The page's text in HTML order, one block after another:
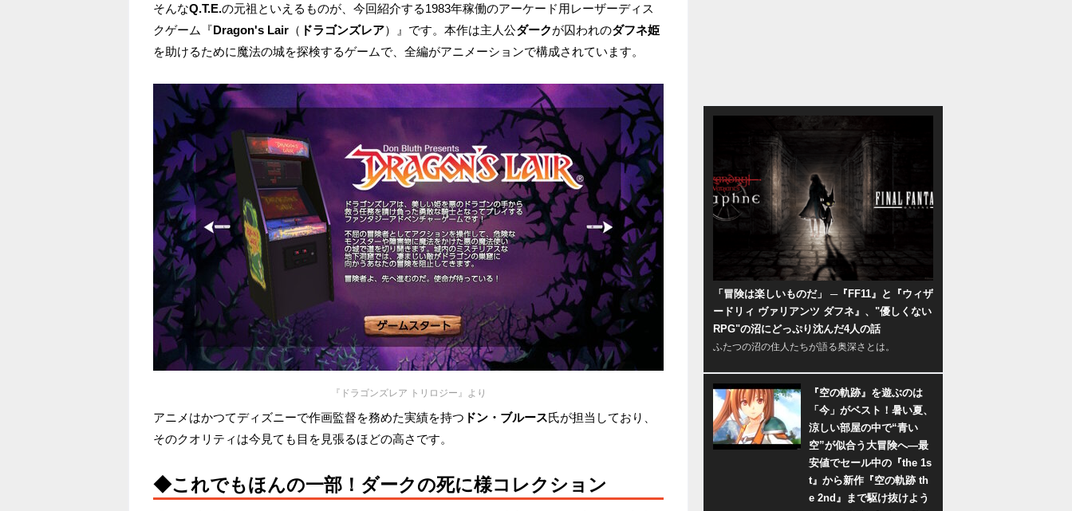
そんなQ.T.E.の元祖といえるものが、今回紹介する1983年稼働のアーケード用レーザーディス
クゲーム『Dragon's Lair （ ドラゴンズレア）』です。本作は主人公ダークが囚われのダフネ姫
を助けるために魔法の城を探検するゲームで、全編がアニメーションで構成されています。
『ドラゴンズレア トリロジー』より
アニメはかつてディズニーで作画監督を務めた実績を持つ ドン・ブルース氏が担当しており、
そのクオリティは今見ても目を見張るほどの高さです。
◆これでもほんの一部！ダークの死に様コレクション
「冒険は楽しいものだ」 ─『FF11』と『ウィザ
ードリィ ヴァリアンツ ダフネ』、"優しくない
RPG"の沼にどっぷり沈んだ4人の話
ふたつの沼の住人たちが語る奥深さとは。
『空の軌跡』を遊ぶのは
「今」がベスト！暑い夏、
涼しい部屋の中で“青い
空”が似合う大冒険へ―最
安値でセール中の『the 1s
t』から新作『空の軌跡 th
e 2nd』まで駆け抜けよう